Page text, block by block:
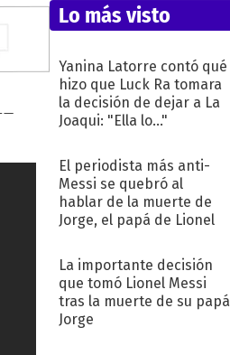
Lo más visto
Yanina Latorre contó qué
hizo que Luck Ra tomara
la decisión de dejar a La
Joaqui: "Ella lo..."
El periodista más anti-
Messi se quebró al
hablar de la muerte de
Jorge, el papá de Lionel
La importante decisión
que tomó Lionel Messi
tras la muerte de su papá
Jorge